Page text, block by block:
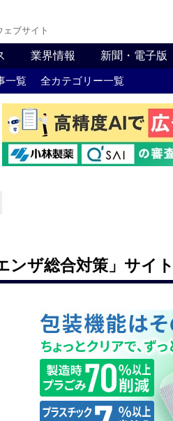
ブサイト
業界情報 新聞・電子版
一覧 全カテゴリー一覧
ンザ総合対策」サイト